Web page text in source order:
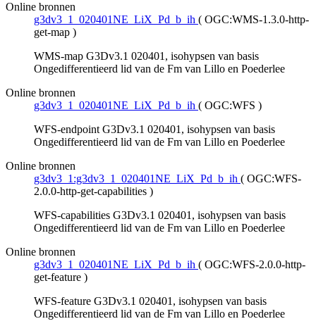
Online bronnen
g3dv3_1_020401NE_LiX_Pd_b_ih ( OGC:WMS-1.3.0-http-
get-map )
WMS-map G3Dv3.1 020401, isohypsen van basis
Ongedifferentieerd lid van de Fm van Lillo en Poederlee
Online bronnen
g3dv3_1_020401NE_LiX_Pd_b_ih ( OGC:WFS )
WFS-endpoint G3Dv3.1 020401, isohypsen van basis
Ongedifferentieerd lid van de Fm van Lillo en Poederlee
Online bronnen
g3dv3_1:g3dv3_1_020401NE_LiX_Pd_b_ih ( OGC:WFS-
2.0.0-http-get-capabilities )
WFS-capabilities G3Dv3.1 020401, isohypsen van basis
Ongedifferentieerd lid van de Fm van Lillo en Poederlee
Online bronnen
g3dv3_1_020401NE_LiX_Pd_b_ih ( OGC:WFS-2.0.0-http-
get-feature )
WFS-feature G3Dv3.1 020401, isohypsen van basis
Ongedifferentieerd lid van de Fm van Lillo en Poederlee